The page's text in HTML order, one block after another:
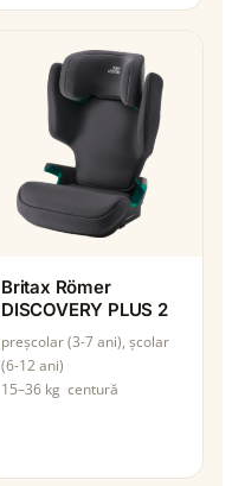
Britax Römer
DISCOVERY PLUS 2
preșcolar (3-7 ani), școlar
(6-12 ani)
15–36 kg centură